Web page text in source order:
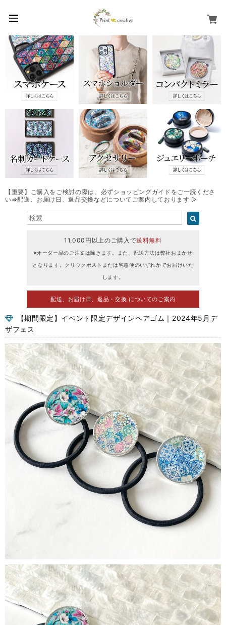
【重要】ご購入をご検討の際は、必ずショッピングガイドをご一読くださ
い⇒配送、お届け日、返品交換などについてご案内しております ▷
11,000円以上のご購入で送料無料
※オーダー品のご注文は除きます。また、配送方法は弊社おまかせ
となります。クリックポストまたは宅急便のいずれかでお届けいた
します。
配送、お届け日、返品・交換 についてのご案内
【期間限定】イベント限定デザインヘアゴム｜2024年5月デ
ザフェス